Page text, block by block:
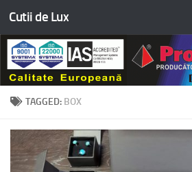
Skip to content
Cutii de Lux
TAGGED: BOX